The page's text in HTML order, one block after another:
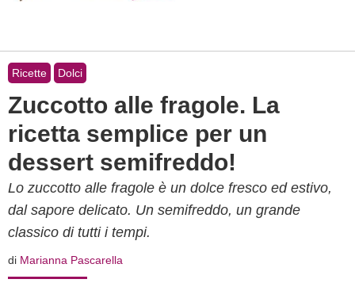
Ricette Dolci
Zuccotto alle fragole. La
ricetta semplice per un
dessert semifreddo!
Lo zuccotto alle fragole è un dolce fresco ed estivo,
dal sapore delicato. Un semifreddo, un grande
classico di tutti i tempi.
di Marianna Pascarella